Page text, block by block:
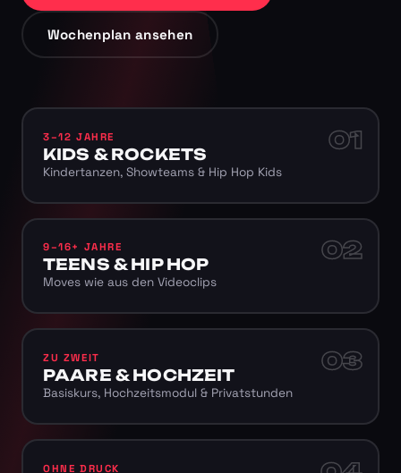
Wochenplan ansehen
01
3–12 JAHRE
KIDS & ROCKETS
Kindertanzen, Showteams & Hip Hop Kids
02
9–16+ JAHRE
TEENS & HIP HOP
Moves wie aus den Videoclips
03
ZU ZWEIT
PAARE & HOCHZEIT
Basiskurs, Hochzeitsmodul & Privatstunden
OHNE DRUCK